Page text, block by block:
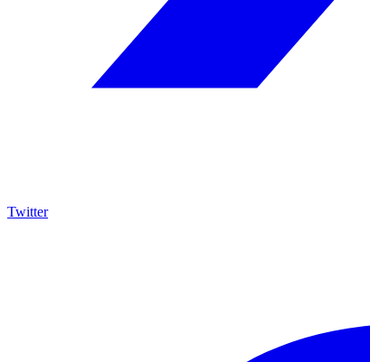
Twitter